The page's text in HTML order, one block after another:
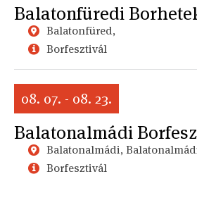
Balatonfüredi
Balatonfüred,
Borfesztivál
08. 07. - 08. 23.
Balatonalmádi
Balatonalmádi,
Borfesztivál